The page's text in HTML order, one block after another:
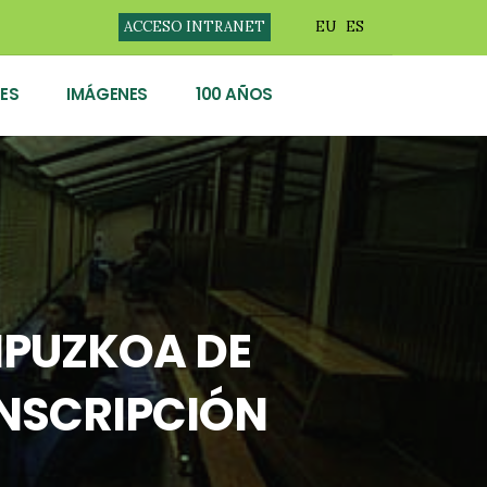
ACCESO INTRANET EU ES
IMÁGENES 100 AÑOS
DE